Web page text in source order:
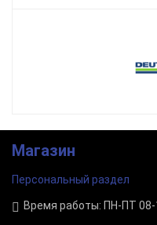
Магазин
Персональный раздел
Время работы: ПН-ПТ